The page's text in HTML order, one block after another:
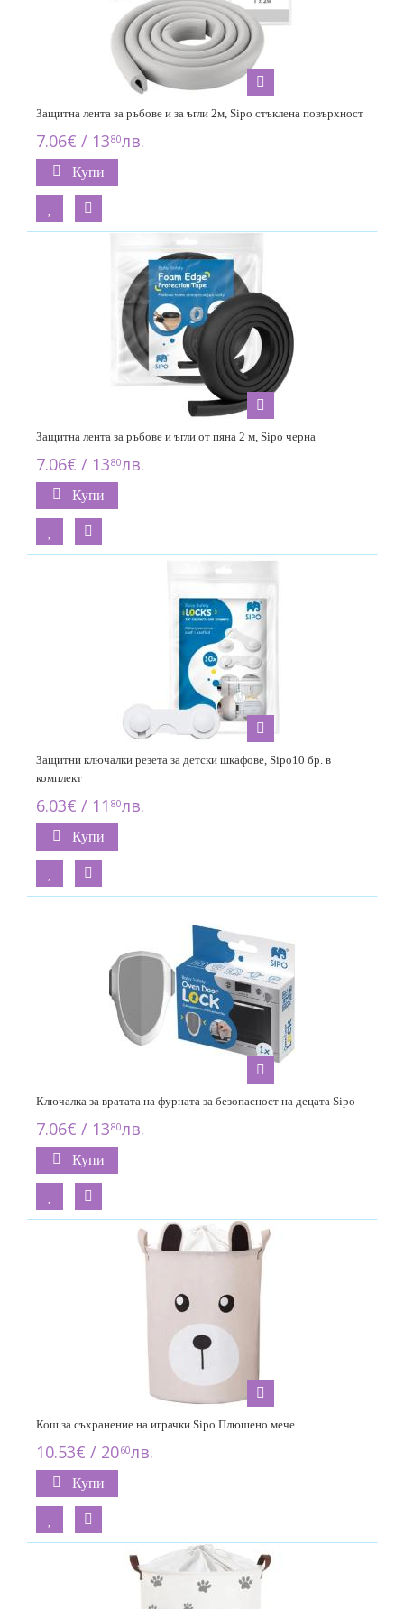
Защитна лента за ръбове и за ъгли 2м, Sipo стъклена повърхност
7.06€ / 1380лв.
Купи
Защитна лента за ръбове и ъгли от пяна 2 м, Sipo черна
7.06€ / 1380лв.
Купи
Защитни ключалки резета за детски шкафове, Sipo10 бр. в
комплект
6.03€ / 11 80лв.
Купи
Ключалка за вратата на фурната за безопасност на децата Sipo
7.06€ / 1380лв.
Купи
Кош за съхранение на играчки Sipo Плюшено мече
10.53€ / 2060лв.
Купи